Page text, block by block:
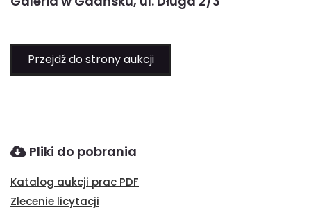
Przejdź do strony aukcji
Pliki do pobrania
Katalog aukcji prac PDF
Zlecenie licytacji